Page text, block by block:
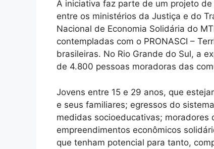
A iniciativa faz parte de um projeto
entre os ministérios da Justiça e do
Nacional de Economia Solidária do
contempladas com o PRONASCI –
brasileiras. No Rio Grande do Sul, a
de 4.800 pessoas moradoras das
Jovens entre 15 e 29 anos, que
e seus familiares; egressos do
medidas socioeducativas; moradores
empreendimentos econômicos
que tenham potencial para tanto,